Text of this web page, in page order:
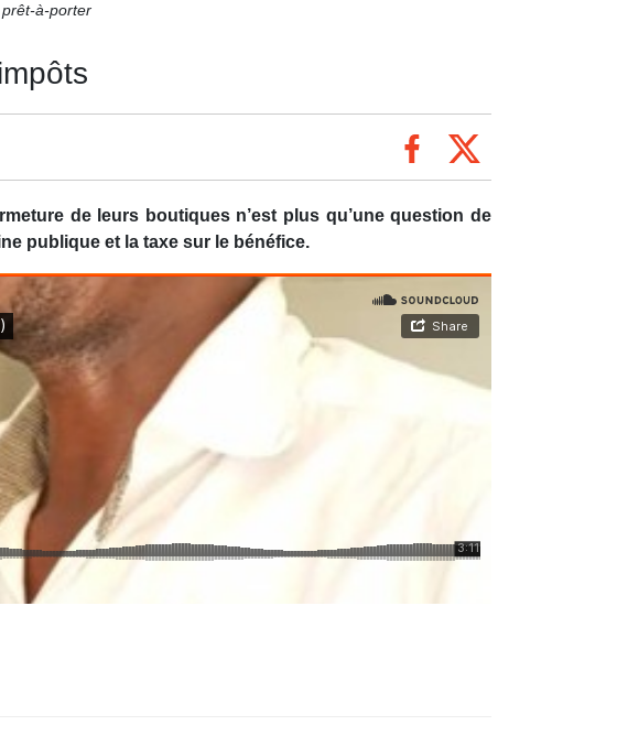
à-porter
de leurs boutiques n’est plus qu’une question de
publique et la taxe sur le bénéfice.